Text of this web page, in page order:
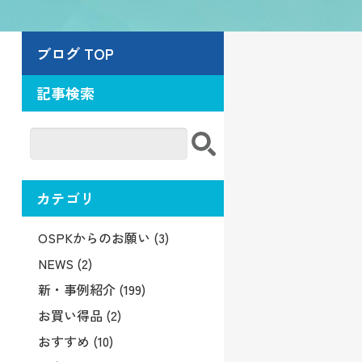
ブログ TOP
記事検索
カテゴリ
OSPKからのお願い (3)
NEWS (2)
新・事例紹介 (199)
お買い得品 (2)
おすすめ (10)